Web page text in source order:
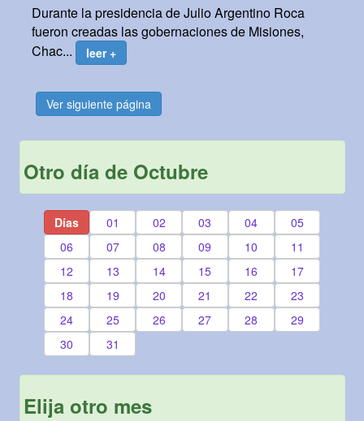
Durante la presidencia de Julio Argentino Roca
fueron creadas las gobernaciones de Misiones,
Chac...
leer +
Ver siguiente página
Otro día de Octubre
Días 01 02 03 04
05
06
07 08 09 10
11
12
13 14 15 16
17
18
19 20 21 22
23
24
25 26 27 28
29
30
31
Elija otro mes